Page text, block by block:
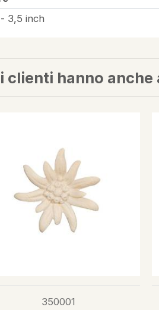
3,5 inch
clienti hanno
350001